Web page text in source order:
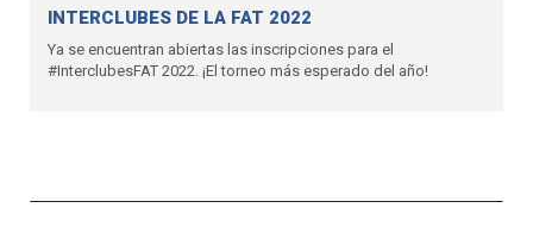
INTERCLUBES DE LA FAT 2022
Ya se encuentran abiertas las inscripciones para el
#InterclubesFAT 2022. ¡El torneo más esperado del año!